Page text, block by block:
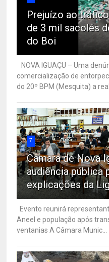
Prejuízo ao
de 3 mil sacolés
do Boi
NOVA IGUAÇU – Uma
comercialização de
do 20º BPM (Mesquita) a
7
Câmara de Nova
audiência pública
explicações da
Evento reunirá
Aneel e população após
ventanias A Câmara Munic...